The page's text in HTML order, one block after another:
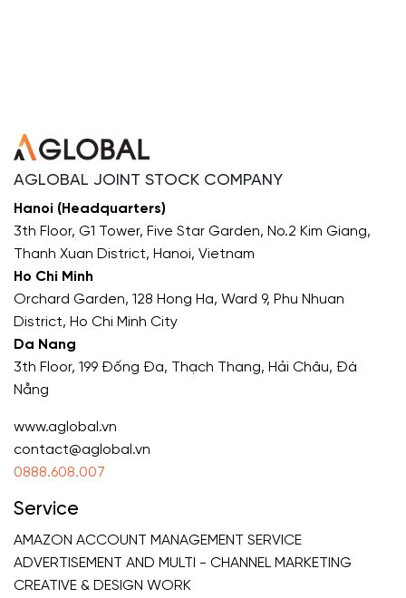
AGLOBAL JOINT STOCK COMPANY
Hanoi (Headquarters)
3th Floor, G1 Tower, Five Star Garden, No.2 Kim Giang,
Thanh Xuan District, Hanoi, Vietnam
Ho Chi Minh
Orchard Garden, 128 Hong Ha, Ward 9, Phu Nhuan
District, Ho Chi Minh City
Da Nang
3th Floor, 199 Đống Đa, Thạch Thang, Hải Châu, Đà
Nẵng
www.aglobal.vn
contact@aglobal.vn
0888.608.007
Service
AMAZON ACCOUNT MANAGEMENT SERVICE
ADVERTISEMENT AND MULTI - CHANNEL MARKETING
CREATIVE & DESIGN WORK